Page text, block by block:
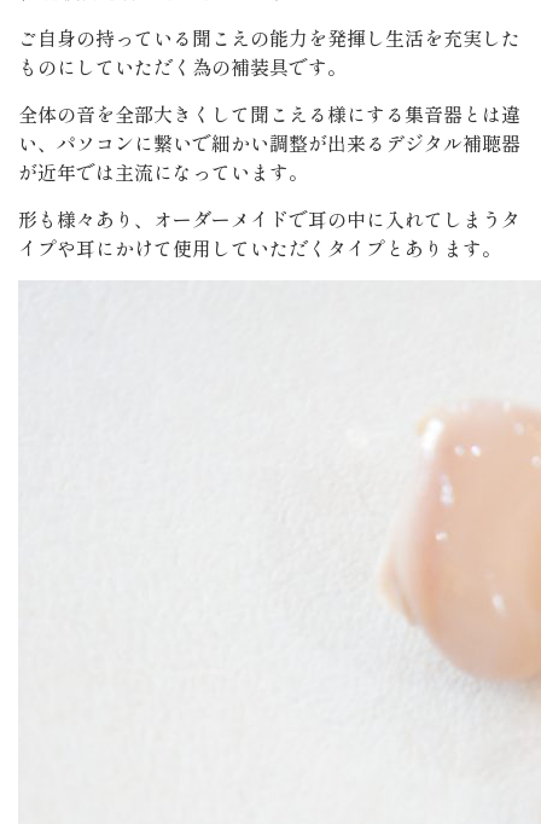
ご自身の持っている聞こえの能力を発揮し生活を充実した
ものにしていただく為の補装具です。
全体の音を全部大きくして聞こえる様にする集音器とは違
い、パソコンに繋いで細かい調整が出来るデジタル補聴器
が近年では主流になっています。
形も様々あり、オーダーメイドで耳の中に入れてしまうタ
イプや耳にかけて使用していただくタイプとあります。